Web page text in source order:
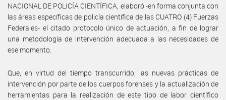
NACIONAL DE POLICÍA CIENTÍFICA, elaboró -en forma conjunta con
las áreas específicas de policía científica de las CUATRO (4) Fuerzas
Federales- el citado protocolo único de actuación, a fin de lograr
una metodología de intervención adecuada a las necesidades de
ese momento.
Que, en virtud del tiempo transcurrido, las nuevas prácticas de
intervención por parte de los cuerpos forenses y la actualización de
herramientas para la realización de este tipo de labor científico